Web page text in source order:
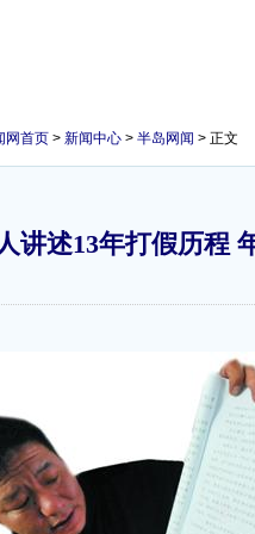
网首页 > 新闻中心 > 半岛网闻 > 正文
讲述13年打假历程